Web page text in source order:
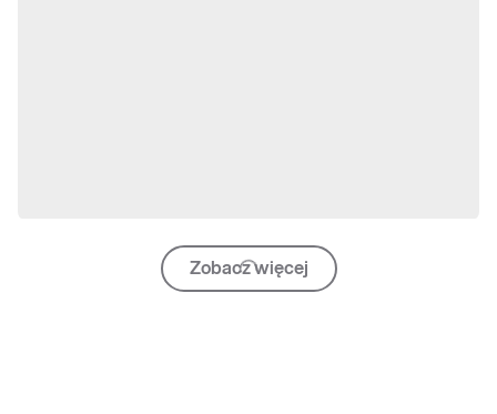
Zobacz więcej